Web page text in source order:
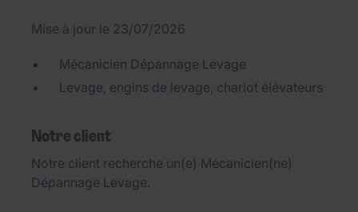
Mise à jour le 23/07/2026
Mécanicien Dépannage Levage
Levage, engins de levage, chariot élévateurs
Notre client
Notre client recherche un(e) Mécanicien(ne)
Dépannage Levage.